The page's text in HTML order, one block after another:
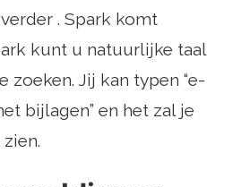
. Spark komt
kunt u natuurlijke taal
zoeken. Jij kan typen “e-
bijlagen” en het zal je